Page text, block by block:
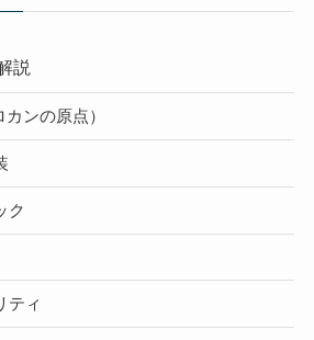
説
ンの原点）
ク
ティ